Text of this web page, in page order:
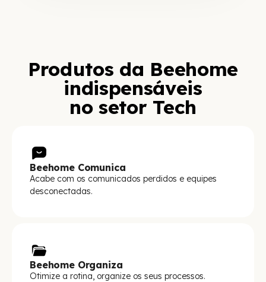
Produtos da Beehome
indispensáveis
no setor Tech
Beehome Comunica
Acabe com os comunicados perdidos e equipes
desconectadas.
Beehome Organiza
Otimize a rotina, organize os seus processos.